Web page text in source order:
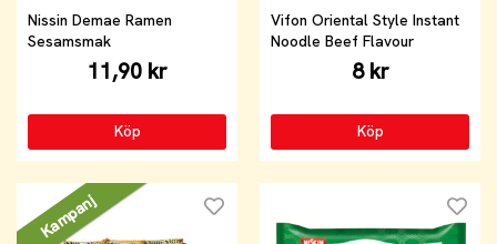
Nissin Demae Ramen
Sesamsmak
11,90 kr
Köp
Vifon Oriental Style Instant
Noodle Beef Flavour
8 kr
Köp
Kampanj